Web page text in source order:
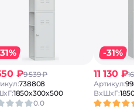
₽9 539 ₽
738808
1850x300x500
0.0
-31%
11 130 ₽
Артикул:
ВxШxГ: